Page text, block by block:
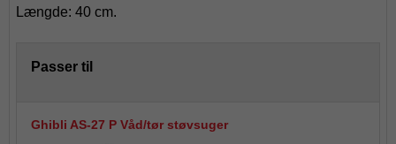
Længde: 40 cm.
Passer til
Ghibli AS-27 P Våd/tør støvsuger